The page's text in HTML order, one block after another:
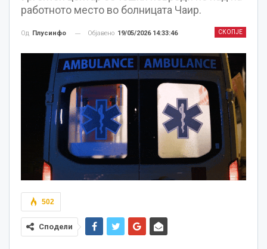
работното место во болницата Чаир.
СКОПЈЕ
Од Плусинфо Објавено 19/05/2026 14:33:46
502
Сподели